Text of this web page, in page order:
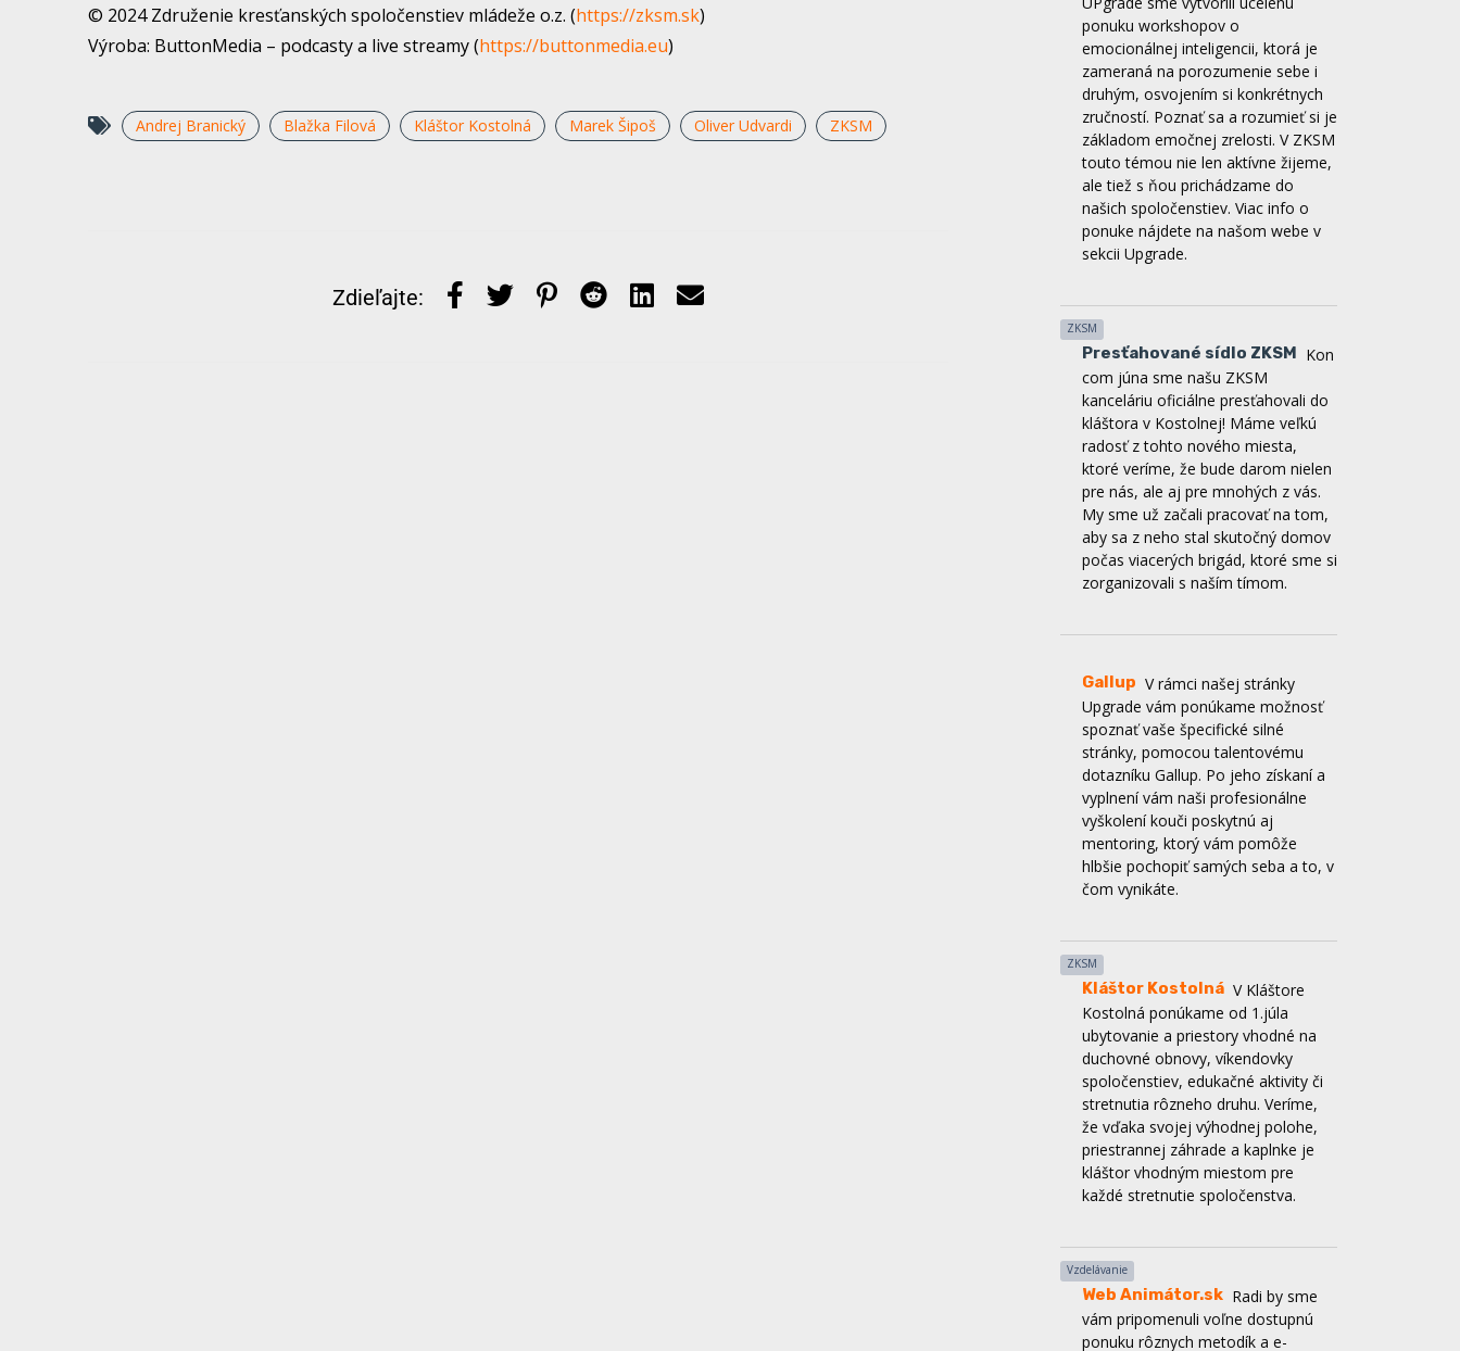
© 2024 Združenie kresťanských spoločenstiev mládeže o.z. (https://zksm.sk​)
Výroba: ButtonMedia – podcasty a live streamy (https://buttonmedia.eu​)
Andrej Branický Blažka Filová Kláštor Kostolná Marek Šipoš Oliver Udvardi ZKSM
Zdieľajte:
zručností. Poznať sa a rozumieť si je
základom emočnej zrelosti. V ZKSM
touto témou nie len aktívne žijeme,
ale tiež s ňou prichádzame do
našich spoločenstiev. Viac info o
ponuke nájdete na našom webe v
sekcii Upgrade.
Presťahované sídlo ZKSM
kláštora v Kostolnej! Máme veľkú
radosť z tohto nového miesta,
ktoré veríme, že bude darom nielen
pre nás, ale aj pre mnohých z vás.
My sme už začali pracovať na tom,
aby sa z neho stal skutočný domov
počas viacerých brigád, ktoré sme si
zorganizovali s naším tímom.
Gallup V rámci našej stránky
vyplnení vám naši profesionálne
vyškolení kouči poskytnú aj
mentoring, ktorý vám pomôže
hlbšie pochopiť samých seba a to, v
čom vynikáte.
ZKSM
Kláštor Kostolná
duchovné obnovy, víkendovky
spoločenstiev, edukačné aktivity či
stretnutia rôzneho druhu. Veríme,
že vďaka svojej výhodnej polohe,
priestrannej záhrade a kaplnke je
kláštor vhodným miestom pre
každé stretnutie spoločenstva.
Vzdelávanie
Web Animátor.sk Radi by sme
learningov z našej dielne na
webovej stránke animator.sk.
Nájdete tu napríklad témy na
stretká, podklady pre tábory a